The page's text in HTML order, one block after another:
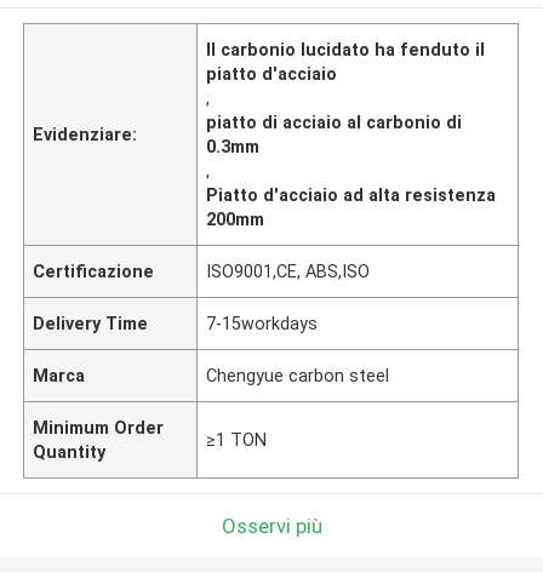
Evidenziare:
Il carbonio lucidato ha fenduto il
piatto d'acciaio
,
piatto di acciaio al carbonio di
0.3mm
,
Piatto d'acciaio ad alta resistenza
200mm
Certificazione ISO9001,CE, ABS,ISO
Delivery Time 7-15workdays
Marca Chengyue carbon steel
Minimum Order
Quantity
≥1 TON
Osservi più